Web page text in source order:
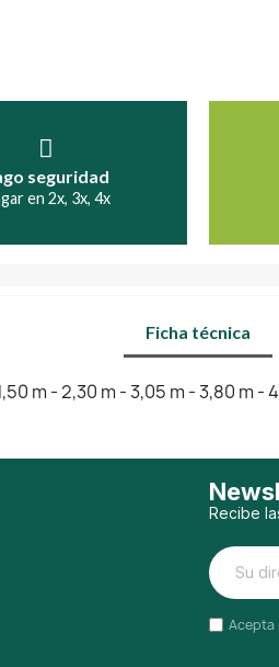
seguridad
en 2x, 3x, 4x
Ficha técnica
m - 2,30 m - 3,05 m - 3,80 m -
Recibe
Acepta